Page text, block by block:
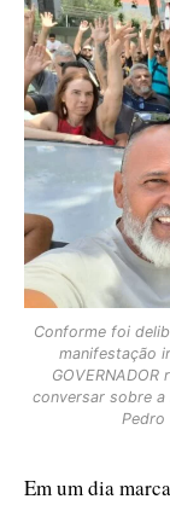
Conforme foi
manifestação
conversar sobre
Pedro
Em um dia